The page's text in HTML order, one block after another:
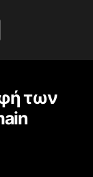
των